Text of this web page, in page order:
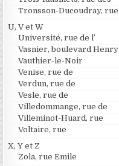
Tronsson-Ducoudray, rue
U, V et W
Université, rue de l’
Vasnier, boulevard Henry
Vauthier-le-Noir
Venise, rue de
Verdun, rue de
Vesle, rue de
Villedommange, rue de
Villeminot-Huard, rue
Voltaire, rue
X, Y et Z
Zola, rue Emile